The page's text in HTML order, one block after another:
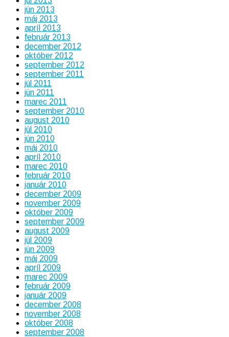
jún 2013
máj 2013
apríl 2013
február 2013
december 2012
október 2012
september 2012
september 2011
júl 2011
jún 2011
marec 2011
september 2010
august 2010
júl 2010
jún 2010
máj 2010
apríl 2010
marec 2010
február 2010
január 2010
december 2009
november 2009
október 2009
september 2009
august 2009
júl 2009
jún 2009
máj 2009
apríl 2009
marec 2009
február 2009
január 2009
december 2008
november 2008
október 2008
september 2008